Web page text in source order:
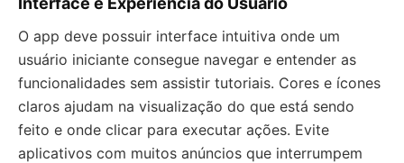
O app deve possuir interface intuitiva onde um
usuário iniciante consegue navegar e entender as
funcionalidades sem assistir tutoriais. Cores e ícones
claros ajudam na visualização do que está sendo
feito e onde clicar para executar ações. Evite
aplicativos com muitos anúncios que interrumpem